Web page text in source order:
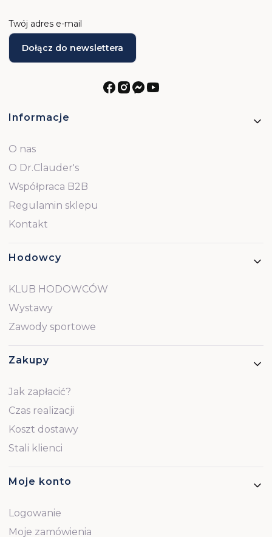
Twój adres e-mail
Dołącz do newslettera
Linki w stopce
Informacje
O nas
O Dr.Clauder's
Współpraca B2B
Regulamin sklepu
Kontakt
Hodowcy
KLUB HODOWCÓW
Wystawy
Zawody sportowe
Zakupy
Jak zapłacić?
Czas realizacji
Koszt dostawy
Stali klienci
Moje konto
Logowanie
Moje zamówienia